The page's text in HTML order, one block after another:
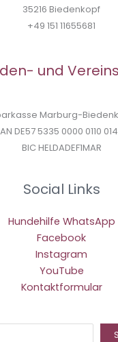
35216 Biedenkopf
+49 151 11655681
und
Marburg-
DE57 5335 0000 0110
BIC HELDADEF1MAR
Social Links
Hundehilfe WhatsApp
Facebook
Instagram
YouTube
Kontaktformular